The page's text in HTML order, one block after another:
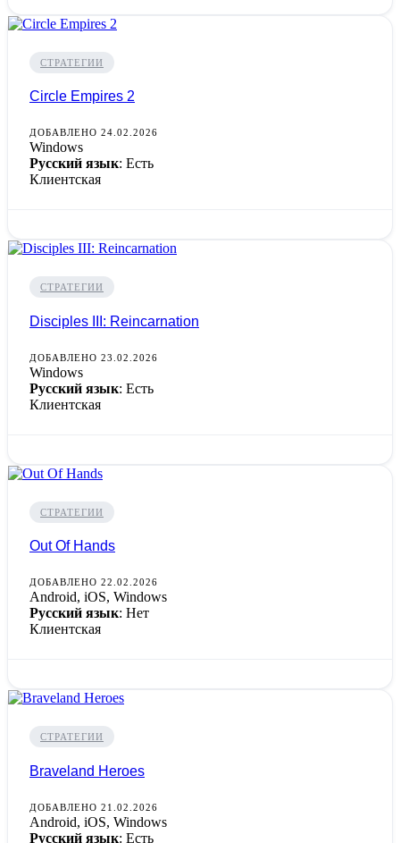
СТРАТЕГИИ
Circle Empires 2
ДОБАВЛЕНО 24.02.2026
Windows
Русский язык: Есть
Клиентская
СТРАТЕГИИ
Disciples III: Reincarnation
ДОБАВЛЕНО 23.02.2026
Windows
Русский язык: Есть
Клиентская
СТРАТЕГИИ
Out Of Hands
ДОБАВЛЕНО 22.02.2026
Android, iOS, Windows
Русский язык: Нет
Клиентская
СТРАТЕГИИ
Braveland Heroes
ДОБАВЛЕНО 21.02.2026
Android, iOS, Windows
Русский язык: Есть